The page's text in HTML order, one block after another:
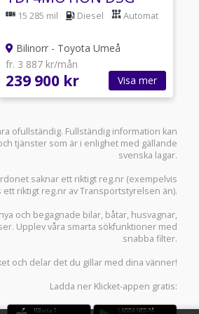
DRAG V-HJUL
15 285 mil Diesel Automat
Bilinorr - Toyota Umeå
fr. 3 887 kr/mån
239 900 kr Visa mer
ofullständig. Fullständig information kan
tjänster som är i enlighet med gällande
svenska lagar.
saknar ett riktigt reg.nr (exempelvis
riktigt reg.nr av Transportstyrelsen än).
nya och begagnade bilar, båtar, husvagnar,
Upplev våra smarta sökfunktioner med
snabba filter.
och delar det du gillar med dina vänner!
Ladda ner Klicket-appen gratis: